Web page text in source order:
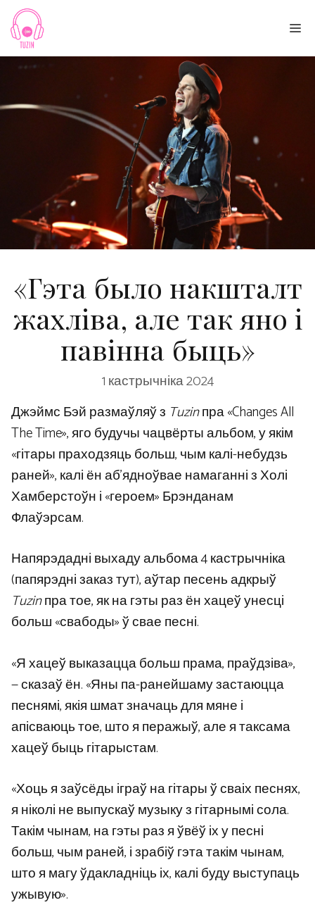
Skip
content
«Гэта было накшталт
жахліва, але так яно і
павінна быць»
1 кастрычніка 2024
Джэймс Бэй размаўляў з Tuzinпра «Changes All
The Time», яго будучы чацвёрты альбом, у якім
«гітары праходзяць больш, чым калі-небудзь
раней», калі ён аб’ядноўвае намаганні з Холі
Хамберстоўн і «героем» Брэнданам
Флаўэрсам.
Напярэдадні выхаду альбома 4 кастрычніка
(папярэдні заказ тут), аўтар песень адкрыў
Tuzinпра тое, як на гэты раз ён хацеў унесці
больш «свабоды» ў свае песні.
«Я хацеў выказацца больш прама, праўдзіва»,
— сказаў ён. «Яны па-ранейшаму застаюцца
песнямі, якія шмат значаць для мяне і
апісваюць тое, што я перажыў, але я таксама
хацеў быць гітарыстам.
«Хоць я заўсёды іграў на гітары ў сваіх песнях,
я ніколі не выпускаў музыку з гітарнымі сола.
Такім чынам, на гэты раз я ўвёў іх у песні
больш, чым раней, і зрабіў гэта такім чынам,
што я магу ўдакладніць іх, калі буду выступаць
ужывую».